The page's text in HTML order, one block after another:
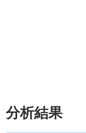
分析結果